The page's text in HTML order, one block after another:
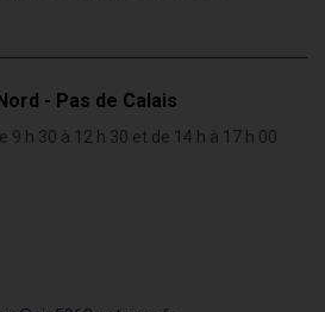
- Pas de Calais
9 h 30 à 12 h 30 et de 14 h à 17 h 00